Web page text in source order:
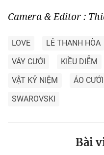
Camera & Editor :
LOVE LÊ THANH HÒA
VÁY CƯỚI
KIỀU DIỄM
VẬT KỶ NIỆM
ÁO CƯỚI
SWAROVSKI
Bài